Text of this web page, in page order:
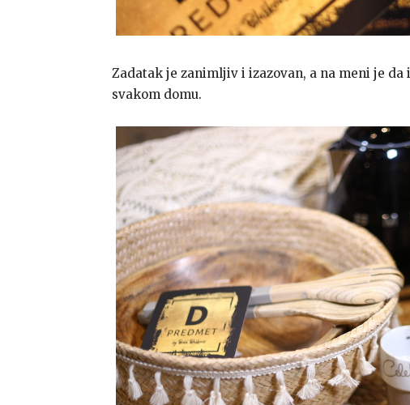
Zadatak je zanimljiv i izazovan, a na meni je
svakom domu.